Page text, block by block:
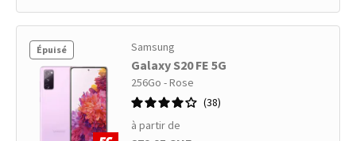
Épuisé Samsung
Galaxy S20 FE 5G
256Go - Rose
38
à partir de